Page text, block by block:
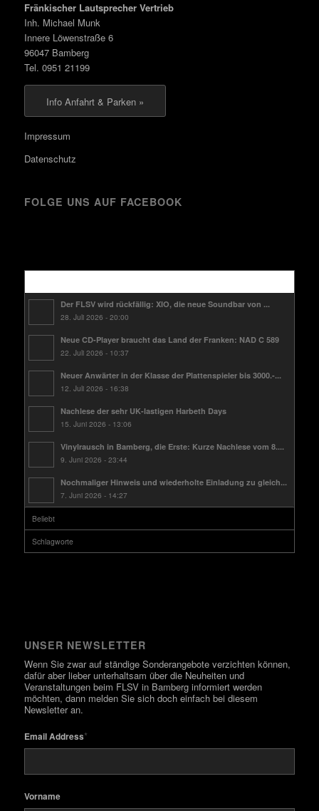
Fränkischer Lautsprecher Vertrieb
Inh. Michael Munk
Innere Löwenstraße 6
96047 Bamberg
Tel. 0951 21199
Info Anfahrt & Parken »
Impressum
Datenschutz
FOLGE UNS AUF FACEBOOK
Der FLSV wird rückfällig: XIO, die neue Soundbar von ...
28. Juli 2026 - 20:00
Neue CD-Player braucht das Land der Franken: NAD C 589
22. Juli 2026 - 10:37
Neuer Anwärter in der Klasse der Plattenspieler bis 3000.-...
12. Juli 2026 - 16:38
Nachlese der sehr UK-lastigen Harbeth Days
15. Juni 2026 - 13:06
Vinylrausch in Bamberg, die Erste: Kurze Nachlese vom 8....
9. Juni 2026 - 23:44
Nochmaliger Hinweis und wiederholte Einladung zu gleich...
7. Juni 2026 - 14:27
Beliebt
Schlagworte
UNSER NEWSLETTER
Wenn Sie zwar auf ständige Sonderangebote verzichten können,
dafür aber lieber unterhaltsam über die Neuheiten und
Veranstaltungen beim FLSV in Bamberg informiert werden
möchten, dann melden Sie sich doch einfach bei diesem
Newsletter an.
Email Address*
Vorname